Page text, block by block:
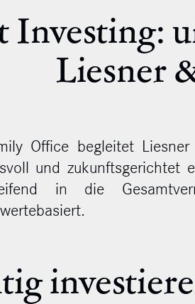
Investing:
Liesner
Office begleitet
und zukunftsgerichtet
in die